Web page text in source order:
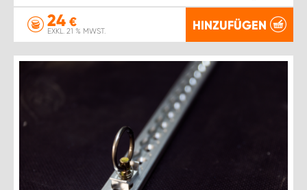
24 €
EXKL. 21 % MWST. HINZUFÜGEN